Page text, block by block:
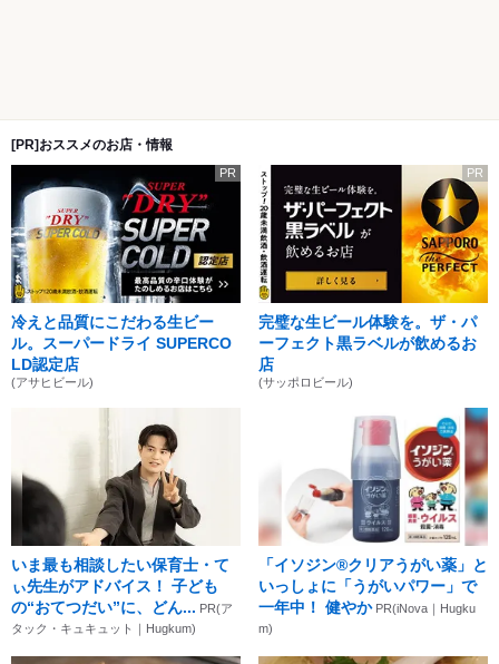
[PR]おススメのお店・情報
PR
冷えと品質にこだわる生ビー
ル。スーパードライ SUPERCO
LD認定店
(アサヒビール)
PR
完璧な生ビール体験を。ザ・パ
ーフェクト黒ラベルが飲めるお
店
(サッポロビール)
いま最も相談したい保育士・て
ぃ先生がアドバイス！ 子ども
の“おてつだい”に、どん... PR(ア
タック・キュキュット｜Hugkum)
「イソジン®クリアうがい薬」と
いっしょに「うがいパワー」で
一年中！ 健やか PR(iNova｜Hugku
m)